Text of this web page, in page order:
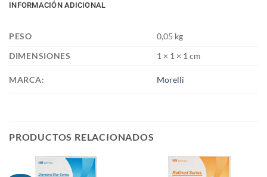
INFORMACIÓN ADICIONAL
PESO
0,05 kg
DIMENSIONES
1 × 1 × 1 cm
MARCA: Morelli
PRODUCTOS RELACIONADOS